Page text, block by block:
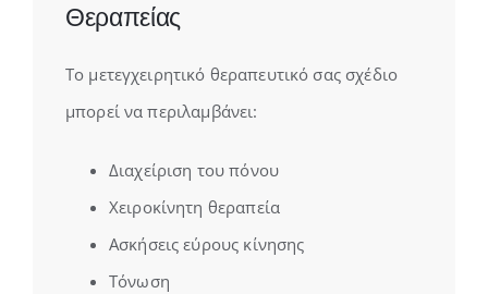
Θεραπείας
Το μετεγχειρητικό θεραπευτικό σας σχέδιο
μπορεί να περιλαμβάνει:
Διαχείριση του πόνου
Χειροκίνητη θεραπεία
Ασκήσεις εύρους κίνησης
Τόνωση